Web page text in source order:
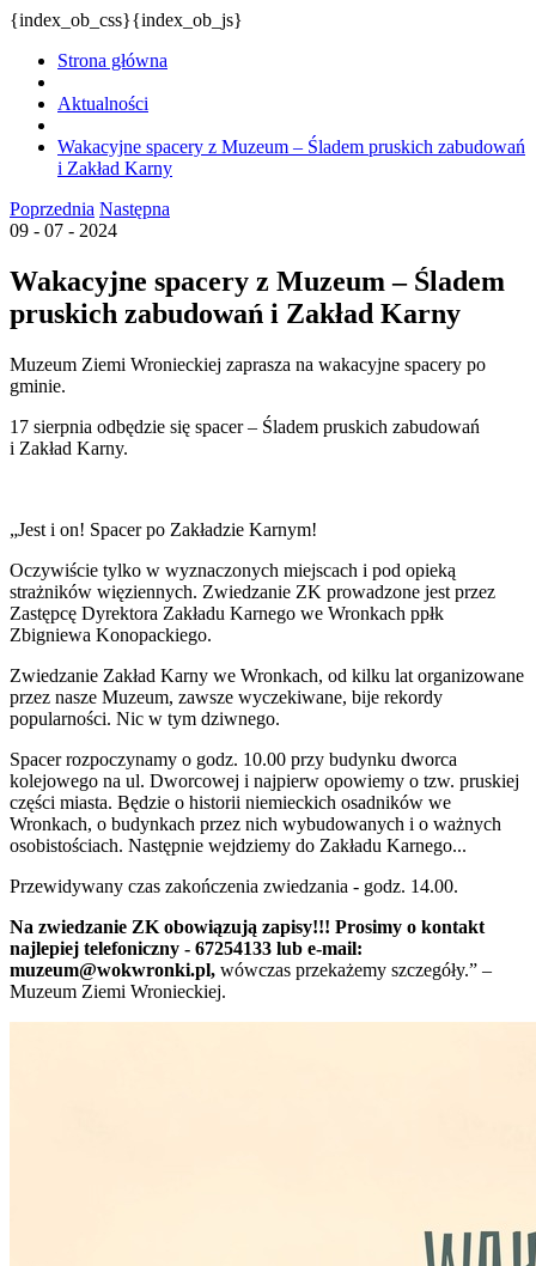
{index_ob_css}{index_ob_js}
Strona główna
Aktualności
Wakacyjne spacery z Muzeum – Śladem pruskich zabudowań
i Zakład Karny
Poprzednia Następna
09 - 07 - 2024
Wakacyjne spacery z Muzeum – Śladem
pruskich zabudowań i Zakład Karny
Muzeum Ziemi Wronieckiej zaprasza na wakacyjne spacery po
gminie.
17 sierpnia odbędzie się spacer – Śladem pruskich zabudowań
i Zakład Karny.
„Jest i on! Spacer po Zakładzie Karnym!
Oczywiście tylko w wyznaczonych miejscach i pod opieką
strażników więziennych. Zwiedzanie ZK prowadzone jest przez
Zastępcę Dyrektora Zakładu Karnego we Wronkach ppłk
Zbigniewa Konopackiego.
Zwiedzanie Zakład Karny we Wronkach, od kilku lat organizowane
przez nasze Muzeum, zawsze wyczekiwane, bije rekordy
popularności. Nic w tym dziwnego.
Spacer rozpoczynamy o godz. 10.00 przy budynku dworca
kolejowego na ul. Dworcowej i najpierw opowiemy o tzw. pruskiej
części miasta. Będzie o historii niemieckich osadników we
Wronkach, o budynkach przez nich wybudowanych i o ważnych
osobistościach. Następnie wejdziemy do Zakładu Karnego...
Przewidywany czas zakończenia zwiedzania - godz. 14.00.
Na zwiedzanie ZK obowiązują zapisy!!! Prosimy o kontakt
najlepiej telefoniczny - 67254133 lub e-mail:
muzeum@wokwronki.pl, wówczas przekażemy szczegóły.” –
Muzeum Ziemi Wronieckiej.